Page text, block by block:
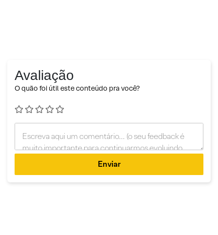
Avaliação
O quão foi útil este conteúdo pra você?
Enviar